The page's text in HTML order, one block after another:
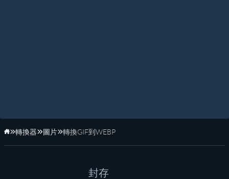
首頁
轉換器 圖片 轉換GIF到WEBP
封存